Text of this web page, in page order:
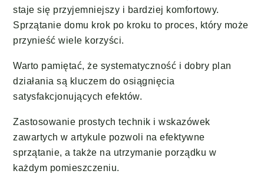
staje się przyjemniejszy i bardziej komfortowy.
Sprzątanie domu krok po kroku to proces, który może
przynieść wiele korzyści.
Warto pamiętać, że systematyczność i dobry plan
działania są kluczem do osiągnięcia
satysfakcjonujących efektów.
Zastosowanie prostych technik i wskazówek
zawartych w artykule pozwoli na efektywne
sprzątanie, a także na utrzymanie porządku w
każdym pomieszczeniu.